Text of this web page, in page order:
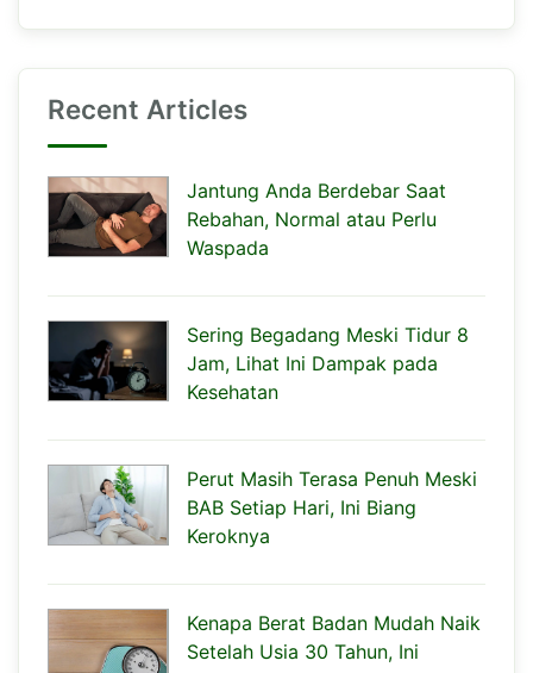
Recent Articles
Jantung Anda Berdebar Saat
Rebahan, Normal atau Perlu
Waspada
Sering Begadang Meski Tidur 8
Jam, Lihat Ini Dampak pada
Kesehatan
Perut Masih Terasa Penuh Meski
BAB Setiap Hari, Ini Biang
Keroknya
Kenapa Berat Badan Mudah Naik
Setelah Usia 30 Tahun, Ini